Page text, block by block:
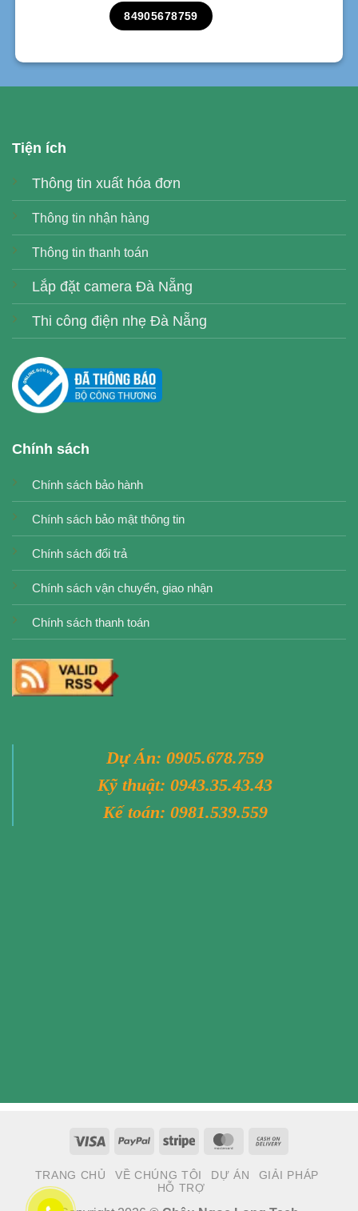
84905678759
Tiện ích
Thông tin xuất hóa đơn
Thông tin nhận hàng
Thông tin thanh toán
Lắp đặt camera Đà Nẵng
Thi công điện nhẹ Đà Nẵng
Chính sách
Chính sách bảo hành
Chính sách bảo mật thông tin
Chính sách đổi trả
Chính sách vận chuyển, giao nhận
Chính sách thanh toán
Dự Án: 0905.678.759
Kỹ thuật: 0943.35.43.43
Kế toán: 0981.539.559
Visa PayPal Stripe MasterCard
Delivery
TRANG CHỦ VỀ CHÚNG TÔI DỰ ÁN
GIẢI PHÁP
HỖ TRỢ